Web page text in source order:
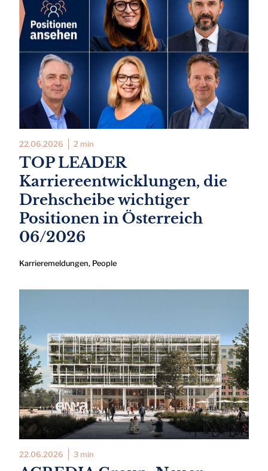
22.06.2026 2 min
TOP LEADER
Karriereentwicklungen, die
Drehscheibe wichtiger
Positionen in Österreich
06/2026
Karrieremeldungen, People
22.06.2026 3 min